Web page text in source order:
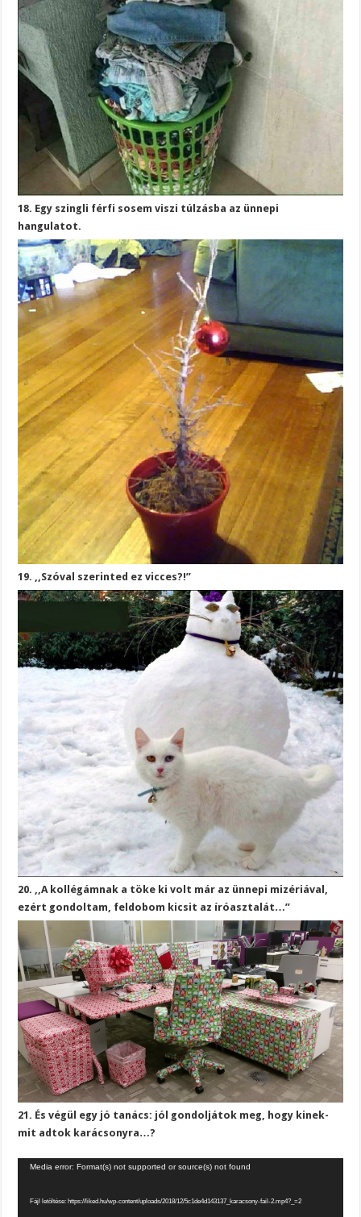
18. Egy szingli férfi sosem viszi túlzásba az ünnepi
hangulatot.
19. ,,Szóval szerinted ez vicces?!”
20. ,,A kollégámnak a töke ki volt már az ünnepi mizériával,
ezért gondoltam, feldobom kicsit az íróasztalát…”
21. És végül egy jó tanács: jól gondoljátok meg, hogy kinek-
mit adtok karácsonyra…?
Videólejátszó
Media error: Format(s) not supported or source(s) not found
Fájl letöltése: https://liked.hu/wp-content/uploads/2018/12/5c1de4d143137_karacsony-fail-2.mp4?_=2